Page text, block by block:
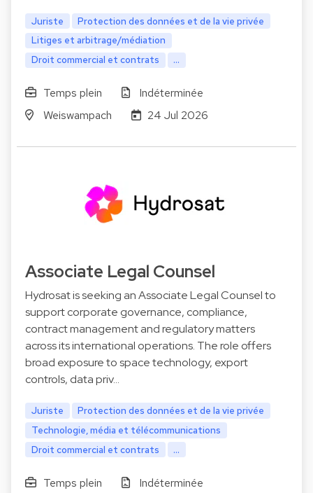
Juriste
Protection des données et de la vie privée
Litiges et arbitrage/médiation
Droit commercial et contrats
...
Temps plein
Indéterminée
Weiswampach
24 Jul 2026
Associate Legal Counsel
Hydrosat is seeking an Associate Legal Counsel to
support corporate governance, compliance,
contract management and regulatory matters
across its international operations. The role offers
broad exposure to space technology, export
controls, data priv…
Juriste
Protection des données et de la vie privée
Technologie, média et télécommunications
Droit commercial et contrats
...
Temps plein
Indéterminée